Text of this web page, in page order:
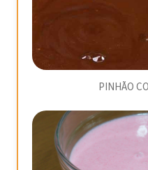
PINHÃO